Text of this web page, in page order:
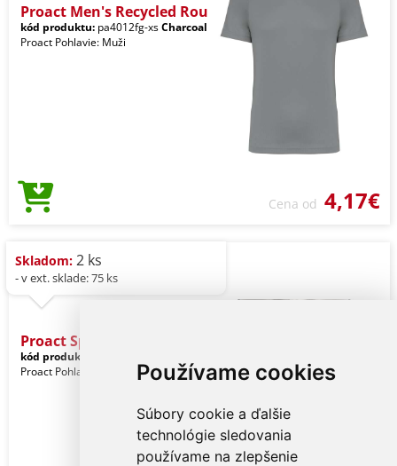
Používame cookies
Súbory cookie a ďalšie
technológie sledovania
používame na zlepšenie
Proact Men's Recycled Rou
kód produktu: pa4012fg-xsCharcoal
Proact Pohlavie: Muži
Cena od 4,17€
Skladom: 2 ks
- v ext. sklade: 75 ks
Proact Sports Shorts
kód produktu:
Proact Pohlavie: Muži